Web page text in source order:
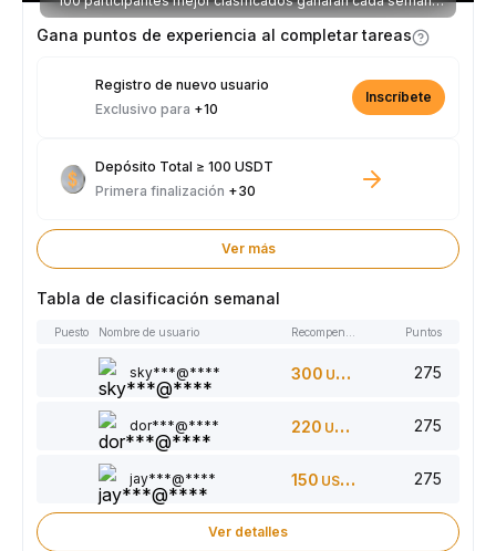
parte de los 2.500 USDT disponibles.
Gana puntos de experiencia al completar tareas
Registro de nuevo usuario
Exclusivo para +10
Inscríbete
Depósito Total ≥ 100 USDT
Primera finalización +30
Ver más
Tabla de clasificación semanal
Puesto Nombre de usuario Puntos
sky***@**** 300 USDT 275
dor***@**** 220 USDT 275
jay***@**** 150 USDT 275
Ver detalles